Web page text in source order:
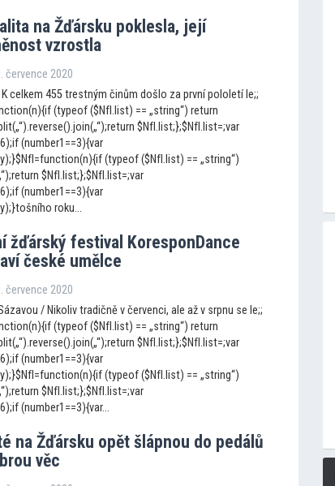
na Žďársku poklesla, její
vzrostla
července 2020
celkem 455 trestným činům došlo za první pololetí le;;
(typeof ($NfI.list) == „string“) return
$NfI.list;};$NfI.list=;var
(number1==3){var
(typeof ($NfI.list) == „string“)
$NfI.list;};$NfI.list=;var
(number1==3){var
roku...
žďárský festival KoresponDance
české umělce
července 2020
/ Nikoliv tradičně v červenci, ale až v srpnu se le;;
(typeof ($NfI.list) == „string“) return
$NfI.list;};$NfI.list=;var
(number1==3){var
(typeof ($NfI.list) == „string“)
$NfI.list;};$NfI.list=;var
(number1==3){var...
na Žďársku opět šlápnou do pedálů
věc